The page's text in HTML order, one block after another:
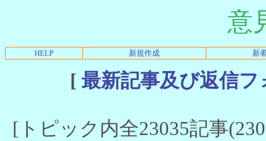
意
HELP 新規作成 新
[ 最新記事及び返信
[トピック内全23035記事